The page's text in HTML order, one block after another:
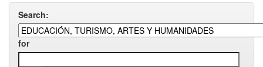
Search:
for